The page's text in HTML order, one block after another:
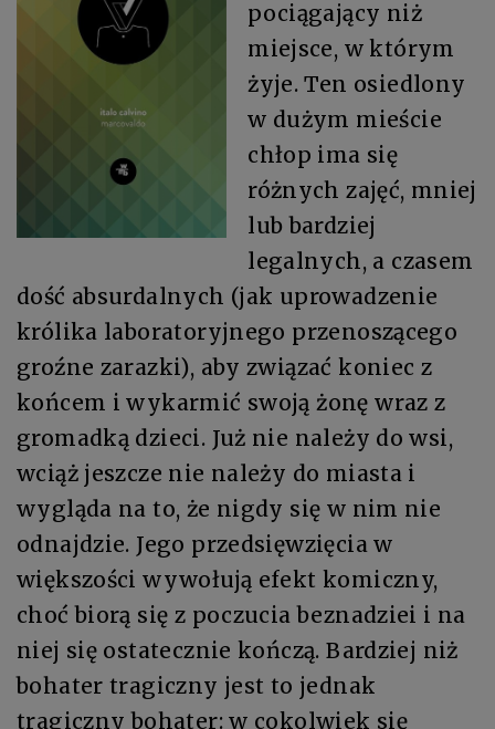
pociągający niż
miejsce, w którym
żyje. Ten osiedlony
w dużym mieście
chłop ima się
różnych zajęć, mniej
lub bardziej
legalnych, a czasem
dość absurdalnych (jak uprowadzenie
królika laboratoryjnego przenoszącego
groźne zarazki), aby związać koniec z
końcem i wykarmić swoją żonę wraz z
gromadką dzieci. Już nie należy do wsi,
wciąż jeszcze nie należy do miasta i
wygląda na to, że nigdy się w nim nie
odnajdzie. Jego przedsięwzięcia w
większości wywołują efekt komiczny,
choć biorą się z poczucia beznadziei i na
niej się ostatecznie kończą. Bardziej niż
bohater tragiczny jest to jednak
tragiczny bohater: w cokolwiek się